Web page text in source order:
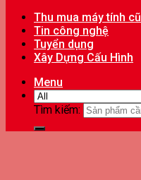
Thu mua máy tính cũ
Tin công nghệ
Tuyển dụng
Xây Dựng Cấu Hình
Menu
Tìm kiếm: